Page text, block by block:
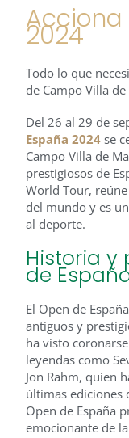
Acciona
2024
Todo lo que
de Campo Villa
Del 26 al 29 de
España 2024 se
Campo Villa de
prestigiosos de
World Tour,
del mundo y es
al deporte.
Historia y
de
El Open de
antiguos y
ha visto
leyendas como
Jon Rahm, quien
últimas ediciones
Open de España
emocionante de